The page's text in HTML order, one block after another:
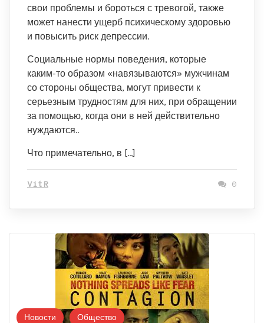
свои проблемы и бороться с тревогой, также
может нанести ущерб психическому здоровью
и повысить риск депрессии.
Социальные нормы поведения, которые
каким-то образом «навязываются» мужчинам
со стороны общества, могут привести к
серьезным трудностям для них, при обращении
за помощью, когда они в ней действительно
нуждаются..
Что примечательно, в […]
VitR 0
Новости Общество